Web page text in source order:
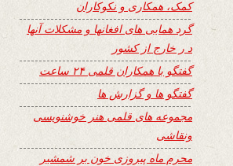
کمک، همکاری و نکوکاران
گرد همایی های افغانها و مشکلات آنها
د ر خارج از کشور
گفتگو با همکاران قلمی ۲۴ ساعت
گفتگو ها و گزارش ها
مجموعه های قلمی هنر خوشنویسی
ونقاشی
محرم ماه پیروزی خون بر شمشیر